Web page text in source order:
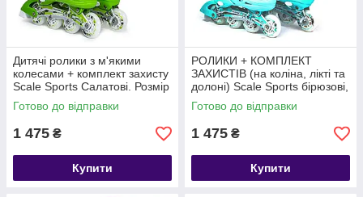
Дитячі ролики з м'якими
колесами + комплект захисту
Scale Sports Салатові. Розмір
34-38
Готово до відправки
1 475 ₴
Купити
РОЛИКИ + КОМПЛЕКТ
ЗАХИСТІВ (на коліна, лікті та
долоні) Scale Sports бірюзові,
розмір 29-33
Готово до відправки
1 475 ₴
Купити